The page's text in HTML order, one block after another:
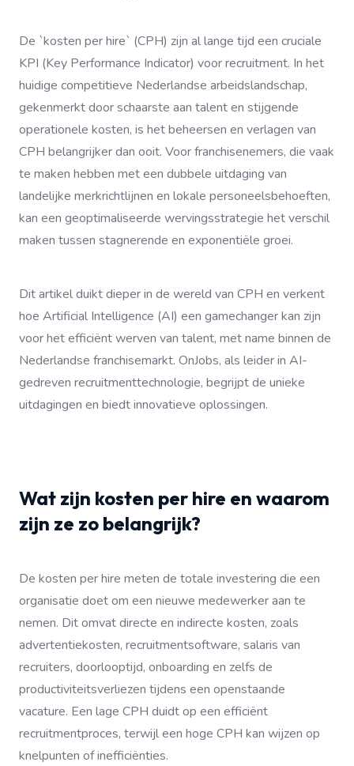
De `kosten per hire` (CPH) zijn al lange tijd een cruciale
KPI (Key Performance Indicator) voor recruitment. In het
huidige competitieve Nederlandse arbeidslandschap,
gekenmerkt door schaarste aan talent en stijgende
operationele kosten, is het beheersen en verlagen van
CPH belangrijker dan ooit. Voor franchisenemers, die vaak
te maken hebben met een dubbele uitdaging van
landelijke merkrichtlijnen en lokale personeelsbehoeften,
kan een geoptimaliseerde wervingsstrategie het verschil
maken tussen stagnerende en exponentiële groei.
Dit artikel duikt dieper in de wereld van CPH en verkent
hoe Artificial Intelligence (AI) een gamechanger kan zijn
voor het efficiënt werven van talent, met name binnen de
Nederlandse franchisemarkt. OnJobs, als leider in AI-
gedreven recruitmenttechnologie, begrijpt de unieke
uitdagingen en biedt innovatieve oplossingen.
Wat zijn kosten per hire en waarom
zijn ze zo belangrijk?
De kosten per hire meten de totale investering die een
organisatie doet om een nieuwe medewerker aan te
nemen. Dit omvat directe en indirecte kosten, zoals
advertentiekosten, recruitmentsoftware, salaris van
recruiters, doorlooptijd, onboarding en zelfs de
productiviteitsverliezen tijdens een openstaande
vacature. Een lage CPH duidt op een efficiënt
recruitmentproces, terwijl een hoge CPH kan wijzen op
knelpunten of inefficiënties.